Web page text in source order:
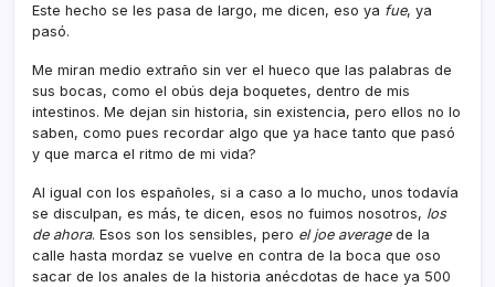
Este hecho se les pasa de largo, me dicen, eso ya fue, ya
pasó.
Me miran medio extraño sin ver el hueco que las palabras de
sus bocas, como el obús deja boquetes, dentro de mis
intestinos. Me dejan sin historia, sin existencia, pero ellos no lo
saben, como pues recordar algo que ya hace tanto que pasó
y que marca el ritmo de mi vida?
Al igual con los españoles, si a caso a lo mucho, unos todaví­a
se disculpan, es más, te dicen, esos no fuimos nosotros, los
de ahora. Esos son los sensibles, pero el joe average de la
calle hasta mordaz se vuelve en contra de la boca que oso
sacar de los anales de la historia anécdotas de hace ya 500